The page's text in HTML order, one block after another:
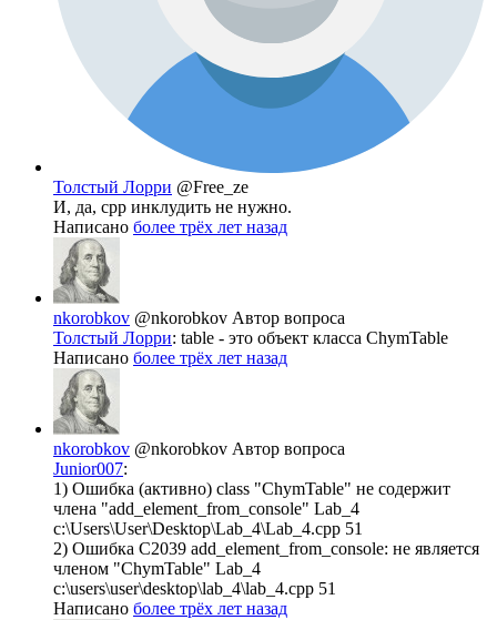
Толстый Лорри @Free_ze
И, да, cpp инклудить не нужно.
Написано более трёх лет назад
nkorobkov @nkorobkov Автор вопроса
Толстый Лорри: table - это объект класса ChymTable
Написано более трёх лет назад
nkorobkov @nkorobkov Автор вопроса
Junior007:
1) Ошибка (активно) class "ChymTable" не содержит
члена "add_element_from_console" Lab_4
c:\Users\User\Desktop\Lab_4\Lab_4.cpp 51
2) Ошибка C2039 add_element_from_console: не является
членом "ChymTable" Lab_4
c:\users\user\desktop\lab_4\lab_4.cpp 51
Написано более трёх лет назад